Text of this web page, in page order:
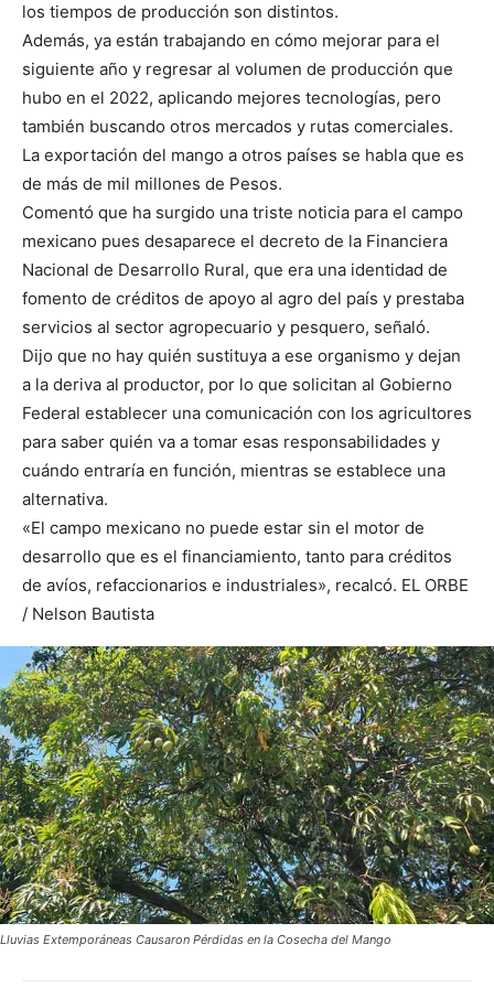
los tiempos de producción son distintos.
Además, ya están trabajando en cómo mejorar para el
siguiente año y regresar al volumen de producción que
hubo en el 2022, aplicando mejores tecnologías, pero
también buscando otros mercados y rutas comerciales.
La exportación del mango a otros países se habla que es
de más de mil millones de Pesos.
Comentó que ha surgido una triste noticia para el campo
mexicano pues desaparece el decreto de la Financiera
Nacional de Desarrollo Rural, que era una identidad de
fomento de créditos de apoyo al agro del país y prestaba
servicios al sector agropecuario y pesquero, señaló.
Dijo que no hay quién sustituya a ese organismo y dejan
a la deriva al productor, por lo que solicitan al Gobierno
Federal establecer una comunicación con los agricultores
para saber quién va a tomar esas responsabilidades y
cuándo entraría en función, mientras se establece una
alternativa.
«El campo mexicano no puede estar sin el motor de
desarrollo que es el financiamiento, tanto para créditos
de avíos, refaccionarios e industriales», recalcó. EL ORBE
/ Nelson Bautista
Lluvias Extemporáneas Causaron Pérdidas en la Cosecha del Mango